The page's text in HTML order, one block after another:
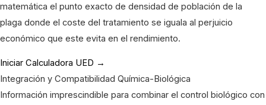
matemática el punto exacto de densidad de población de la
plaga donde el coste del tratamiento se iguala al perjuicio
económico que este evita en el rendimiento.
Iniciar Calculadora UED →
Integración y Compatibilidad Química-Biológica
Información imprescindible para combinar el control biológico con